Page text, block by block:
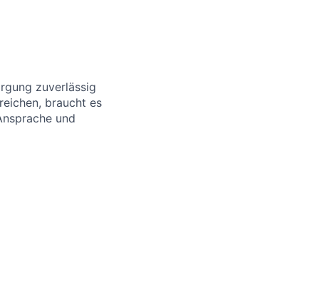
zuverlässig
braucht es
und